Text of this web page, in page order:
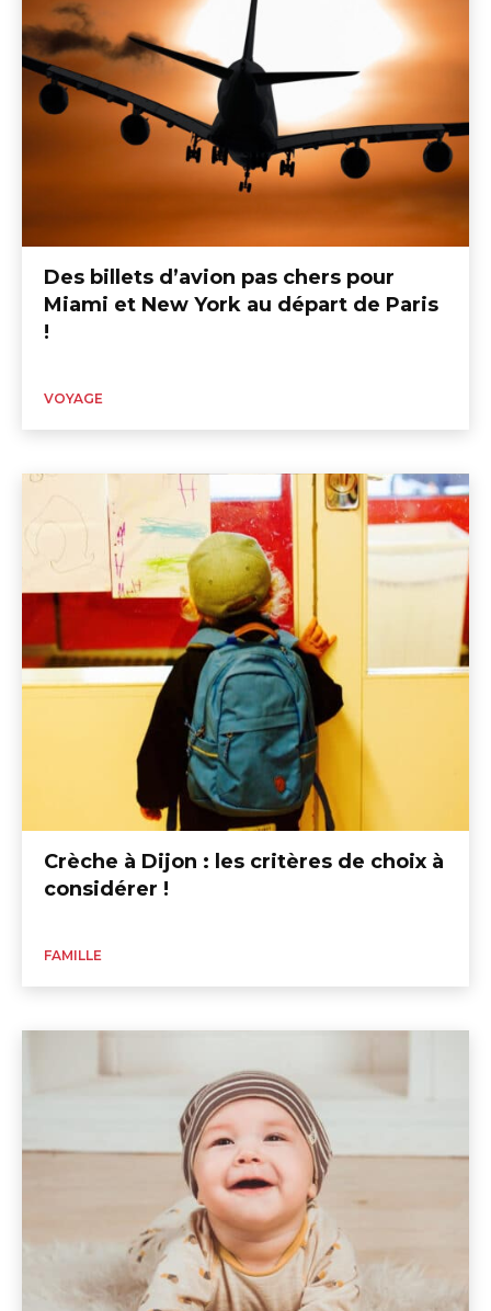
Des billets d’avion pas chers pour
Miami et New York au départ de Paris
!
VOYAGE
Crèche à Dijon : les critères de choix à
considérer !
FAMILLE